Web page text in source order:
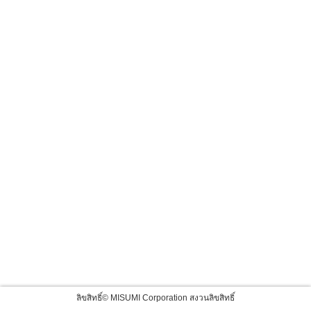
ลิขสิทธิ์© MISUMI Corporation สงวนลิขสิทธิ์